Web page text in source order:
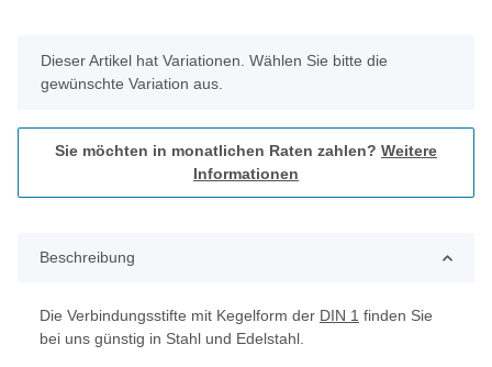
x
Dieser Artikel hat Variationen. Wählen Sie bitte die
gewünschte Variation aus.
Sie möchten in monatlichen Raten zahlen? Weitere
Informationen
Beschreibung
Die Verbindungsstifte mit Kegelform der DIN 1 finden Sie
bei uns günstig in Stahl und Edelstahl.